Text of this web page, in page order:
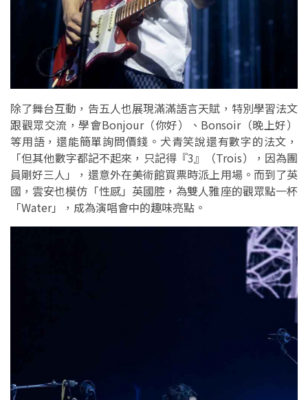
除了舞台互動，告五人也展現滿滿語言天賦，特別學習法文
跟觀眾交流，學會Bonjour（你好）、Bonsoir（晚上好）
等用語，還能簡單詢問價錢。犬青笑說還有數字的法文，
「但其他數字都記不起來，只記得『3』（Trois），因為團
員剛好三人」，還意外在美術館買票時派上用場。而到了英
國，雲安也模仿「性感」英國腔，為雙人雅座的觀眾點一杯
「Water」，成為演唱會中的趣味亮點。